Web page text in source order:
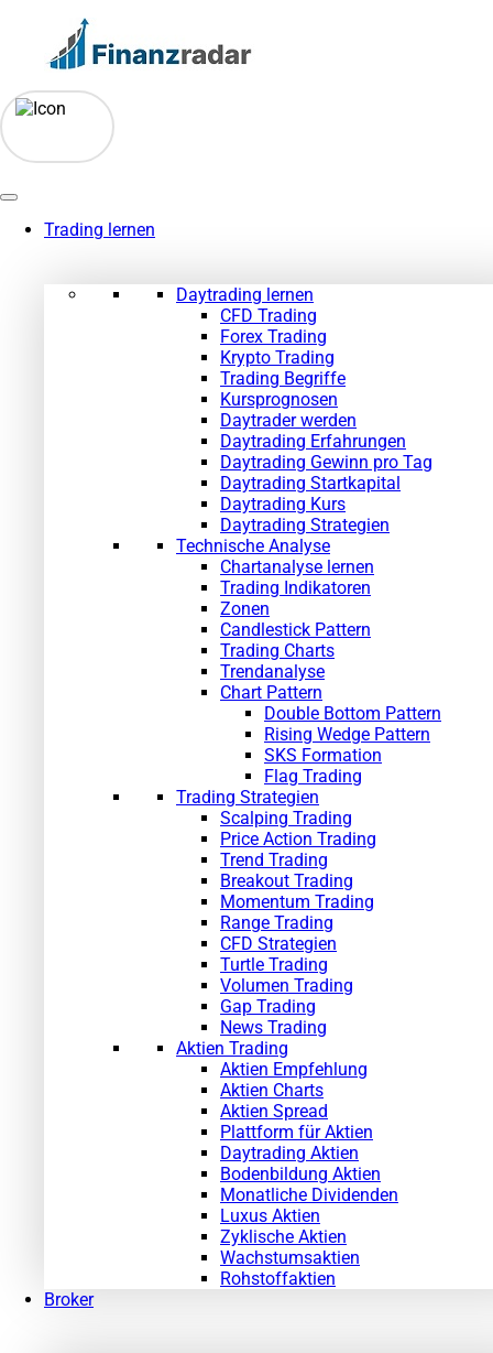
springen
Trading lernen
Daytrading lernen
CFD Trading
Forex Trading
Krypto Trading
Trading Begriffe
Kursprognosen
Daytrader werden
Daytrading Erfahrungen
Daytrading Gewinn pro Tag
Daytrading Startkapital
Daytrading Kurs
Daytrading Strategien
Technische Analyse
Chartanalyse lernen
Trading Indikatoren
Zonen
Candlestick Pattern
Trading Charts
Trendanalyse
Chart Pattern
Double Bottom Pattern
Rising Wedge Pattern
SKS Formation
Flag Trading
Trading Strategien
Scalping Trading
Price Action Trading
Trend Trading
Breakout Trading
Momentum Trading
Range Trading
CFD Strategien
Turtle Trading
Volumen Trading
Gap Trading
News Trading
Aktien Trading
Aktien Empfehlung
Aktien Charts
Aktien Spread
Plattform für Aktien
Daytrading Aktien
Bodenbildung Aktien
Monatliche Dividenden
Luxus Aktien
Zyklische Aktien
Wachstumsaktien
Rohstoffaktien
Broker